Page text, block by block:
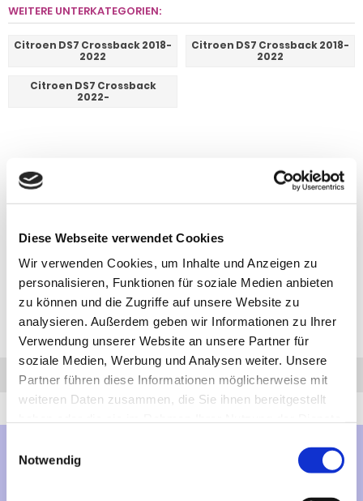
Diese Webseite verwendet Cookies
Wir verwenden Cookies, um Inhalte und Anzeigen zu
personalisieren, Funktionen für soziale Medien anbieten
zu können und die Zugriffe auf unsere Website zu
analysieren. Außerdem geben wir Informationen zu Ihrer
Verwendung unserer Website an unsere Partner für
soziale Medien, Werbung und Analysen weiter. Unsere
Partner führen diese Informationen möglicherweise mit
weiteren Daten zusammen, die Sie ihnen bereitgestellt
Notwendig
WEITERE UNTERKATEGORIEN:
Citroen DS7 Crossback 2018-
2022
Citroen DS7 Crossback 2018-
2022
Citroen DS7 Crossback
2022-
Anfrage Anrufen AHK-Finder
Mehr über...